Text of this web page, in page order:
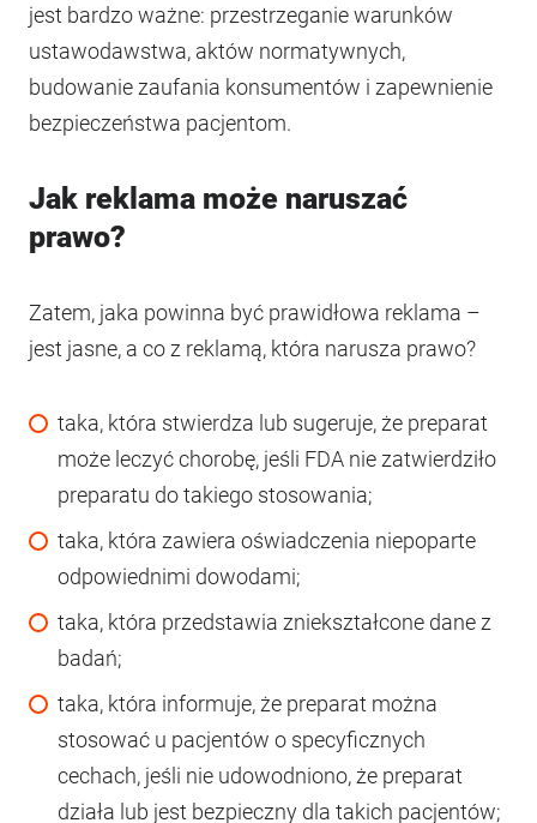
jest bardzo ważne: przestrzeganie warunków
ustawodawstwa, aktów normatywnych,
budowanie zaufania konsumentów i zapewnienie
bezpieczeństwa pacjentom.
Jak reklama może naruszać
prawo?
Zatem, jaka powinna być prawidłowa reklama –
jest jasne, a co z reklamą, która narusza prawo?
taka, która stwierdza lub sugeruje, że preparat
może leczyć chorobę, jeśli FDA nie zatwierdziło
preparatu do takiego stosowania;
taka, która zawiera oświadczenia niepoparte
odpowiednimi dowodami;
taka, która przedstawia zniekształcone dane z
badań;
taka, która informuje, że preparat można
stosować u pacjentów o specyficznych
cechach, jeśli nie udowodniono, że preparat
działa lub jest bezpieczny dla takich pacjentów;